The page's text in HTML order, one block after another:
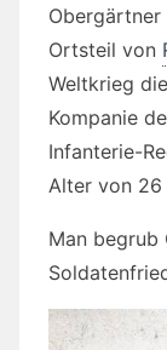
Obergärtner
Ortsteil von
Weltkrieg
Kompanie
Infanterie-
Alter von 26
Man begrub